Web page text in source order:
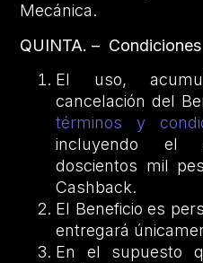
Mecánica.
QUINTA. –
El uso,
cancelación del
términos y
incluyendo el
doscientos mil
Cashback.
El Beneficio es
entregará
En el supuesto